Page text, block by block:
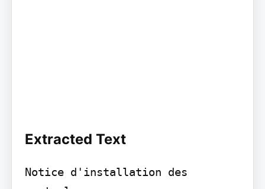
Extracted Text
Notice d'installation des